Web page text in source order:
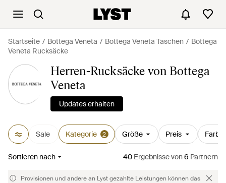
Startseite Bottega Veneta Bottega Veneta Taschen
Bottega
Veneta Rucksäcke
Herren-Rucksäcke von Bottega
Veneta
Updates erhalten
Sale Kategorie 2 Größe Preis Farbe
Sortieren nach 40 Ergebnissevon6 Partnern
Provisionen und andere an Lyst gezahlte Leistungen können das